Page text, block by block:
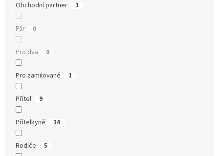
Obchodní partner 1
Pár 0
Pro dva 0
Pro zamilované 1
Přítel 9
Přítelkyně 14
Rodiče 5